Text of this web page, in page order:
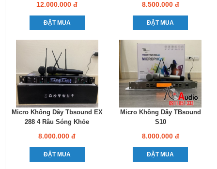
12.000.000 đ
ĐẶT MUA
8.500.000 đ
ĐẶT MUA
Micro Không Dây Tbsound EX
288 4 Râu Sóng Khỏe
8.000.000 đ
ĐẶT MUA
Micro Không Dây TBsound
S10
8.000.000 đ
ĐẶT MUA